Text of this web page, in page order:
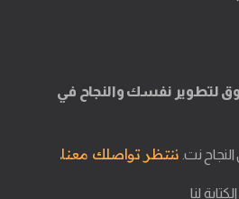
لتطوير نفسك والنجاح في
نت. ننتظر تواصلك معنا.
لنا